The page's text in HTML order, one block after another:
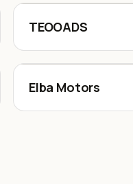
TEOOADS
Elba Motors